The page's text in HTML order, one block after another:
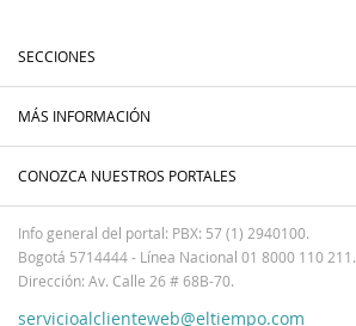
SECCIONES
MÁS INFORMACIÓN
CONOZCA NUESTROS PORTALES
Info general del portal: PBX: 57 (1) 2940100.
Bogotá 5714444 - Línea Nacional 01 8000 110 211.
Dirección: Av. Calle 26 # 68B-70.
servicioalclienteweb@eltiempo.com